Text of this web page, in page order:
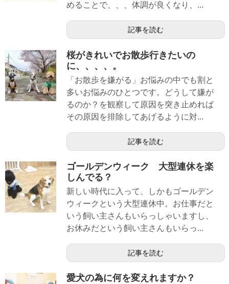
めることで、、、体調が良くなり、...
記事を読む
桜がきれいでお散歩行きたいの
に、、、、。
「お散歩を嫌がる」お悩みの中でも割と
多いお悩みのひとつです。どうして嫌が
るのか？を観察して原因を突き止めれば
その原因を排除してあげるように対...
記事を読む
ゴールデンウィーク 大型連休を楽
しんでる？
新しい時代に入って、しかもゴールデン
ウィークという大型連休中。お仕事だと
いう飼い主さんもいらっしゃいますし、
お休みだという飼い主さんもいらっ...
記事を読む
愛犬の為に何を変えれますか？